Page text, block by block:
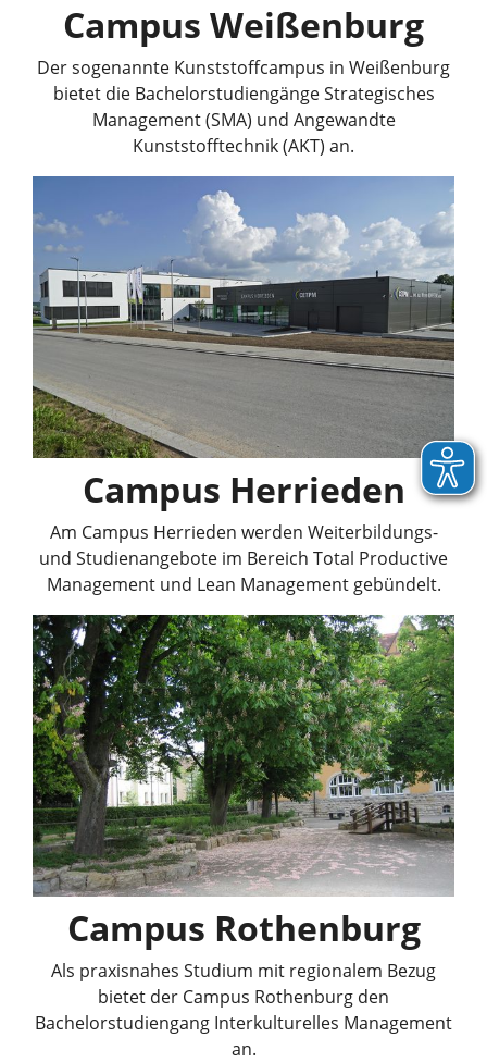
Campus Weißenburg
Der sogenannte Kunststoffcampus in Weißenburg
bietet die Bachelorstudiengänge Strategisches
Management (SMA) und Angewandte
Kunststofftechnik (AKT) an.
Campus Herrieden
Am Campus Herrieden werden Weiterbildungs-
und Studienangebote im Bereich Total Productive
Management und Lean Management gebündelt.
Campus Rothenburg
Als praxisnahes Studium mit regionalem Bezug
bietet der Campus Rothenburg den
Bachelorstudiengang Interkulturelles Management
an.